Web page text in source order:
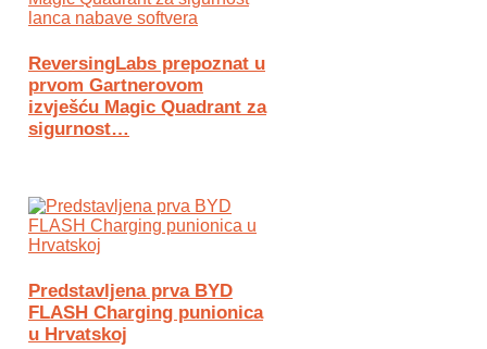
ReversingLabs prepoznat u
prvom Gartnerovom
izvješću Magic Quadrant za
sigurnost…
Predstavljena prva BYD
FLASH Charging punionica
u Hrvatskoj